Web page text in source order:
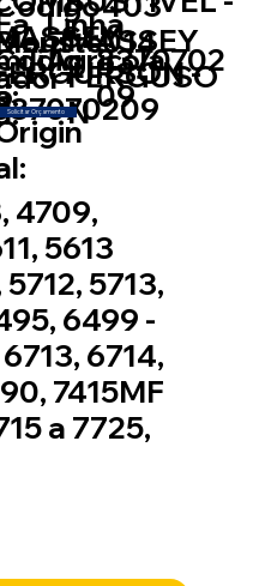
4709,
5613
5713,
6499 -
6714,
7415MF
a 7725,
-
Linha
Agricola
MASSEY
FERGUSO
N
014
8370702
09
Solicitar Orçamento